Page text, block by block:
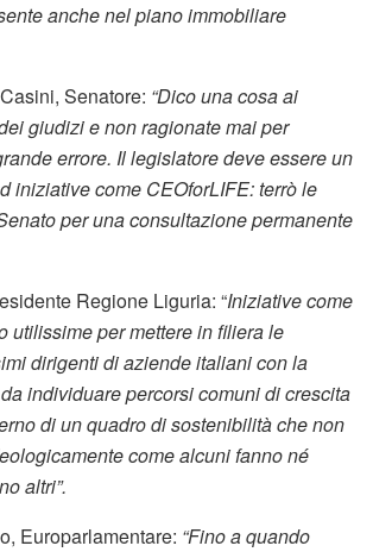
anche nel piano immobiliare
Senatore: “Dico una cosa ai
giudizi e non ragionate mai per
errore. Il legislatore deve essere un
iniziative come CEOforLIFE: terrò le
per una consultazione permanente
Regione Liguria: “Iniziative come
utilissime per mettere in filiera le
dirigenti di aziende italiani con la
individuare percorsi comuni di crescita
di un quadro di sostenibilità che non
come alcuni fanno né
altri”.
Europarlamentare: “Fino a quando